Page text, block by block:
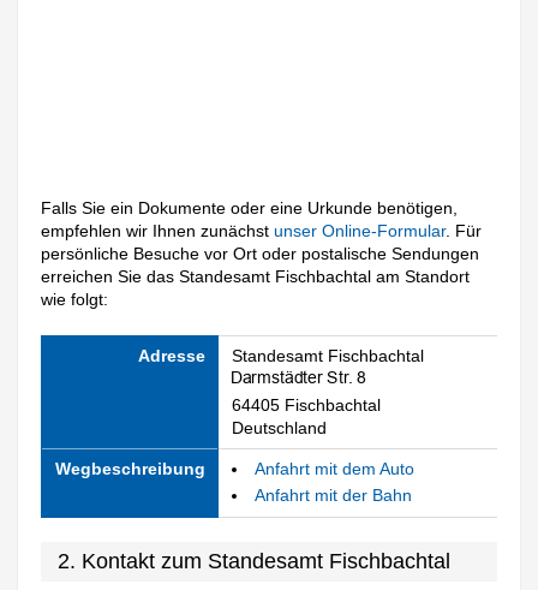
Falls Sie ein Dokumente oder eine Urkunde benötigen,
empfehlen wir Ihnen zunächstunser Online-Formular. Für
persönliche Besuche vor Ort oder postalische Sendungen
erreichen Sie das Standesamt Fischbachtal am Standort
wie folgt:
Adresse Standesamt Fischbachtal
64405 Fischbachtal
Deutschland
Wegbeschreibung
Anfahrt mit dem Auto
Anfahrt mit der Bahn
2. Kontakt zum Standesamt Fischbachtal